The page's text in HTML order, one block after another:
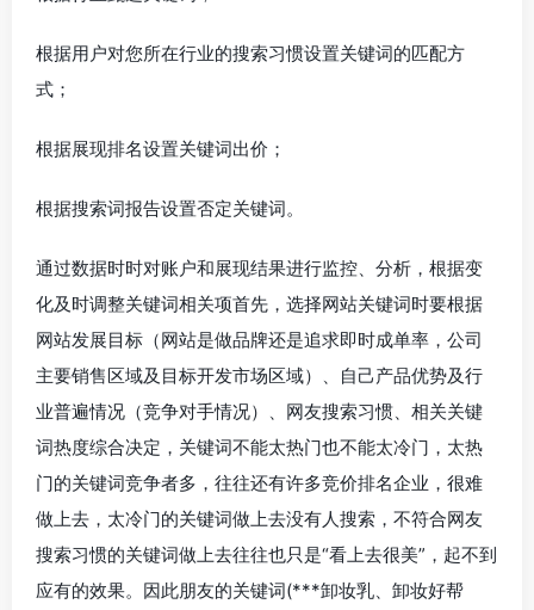
根据用户对您所在行业的搜索习惯设置关键词的匹配方
式；
根据展现排名设置关键词出价；
根据搜索词报告设置否定关键词。
通过数据时时对账户和展现结果进行监控、分析，根据变
化及时调整关键词相关项首先，选择网站关键词时要根据
网站发展目标（网站是做品牌还是追求即时成单率，公司
主要销售区域及目标开发市场区域）、自己产品优势及行
业普遍情况（竞争对手情况）、网友搜索习惯、相关关键
词热度综合决定，关键词不能太热门也不能太冷门，太热
门的关键词竞争者多，往往还有许多竞价排名企业，很难
做上去，太冷门的关键词做上去没有人搜索，不符合网友
搜索习惯的关键词做上去往往也只是“看上去很美”，起不到
应有的效果。因此朋友的关键词(***卸妆乳、卸妆好帮